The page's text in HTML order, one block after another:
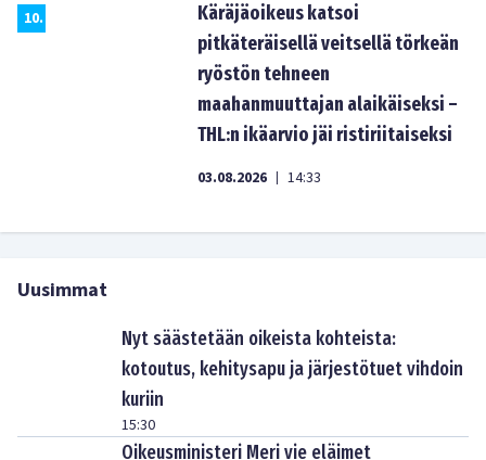
10.
Käräjäoikeus katsoi
pitkäteräisellä veitsellä törkeän
ryöstön tehneen
maahanmuuttajan alaikäiseksi –
THL:n ikäarvio jäi ristiriitaiseksi
03.08.2026 | 14:33
Uusimmat
Nyt säästetään oikeista kohteista:
kotoutus, kehitysapu ja järjestötuet vihdoin
kuriin
15:30
Oikeusministeri Meri vie eläimet